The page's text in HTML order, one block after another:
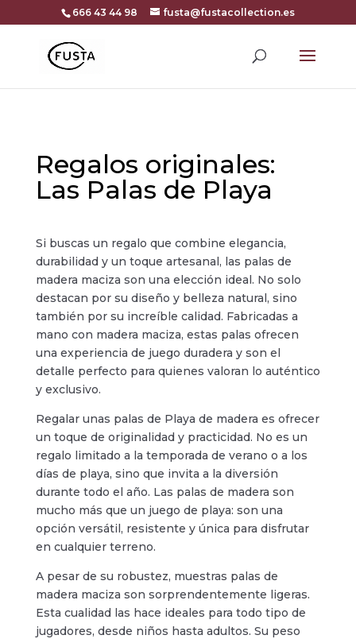
666 43 44 98 fusta@fustacollection.es
Regalos originales:
Las Palas de Playa
Si buscas un regalo que combine elegancia,
durabilidad y un toque artesanal, las palas de
madera maciza son una elección ideal. No solo
destacan por su diseño y belleza natural, sino
también por su increíble calidad. Fabricadas a
mano con madera maciza, estas palas ofrecen
una experiencia de juego duradera y son el
detalle perfecto para quienes valoran lo auténtico
y exclusivo.
Regalar unas palas de Playa de madera es ofrecer
un toque de originalidad y practicidad. No es un
regalo limitado a la temporada de verano o a los
días de playa, sino que invita a la diversión
durante todo el año. Las palas de madera son
mucho más que un juego de playa: son una
opción versátil, resistente y única para disfrutar
en cualquier terreno.
A pesar de su robustez, muestras palas de
madera maciza son sorprendentemente ligeras.
Esta cualidad las hace ideales para todo tipo de
jugadores, desde niños hasta adultos. Su peso